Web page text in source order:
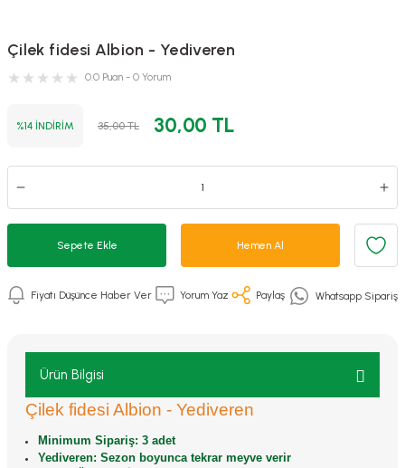
Çilek fidesi Albion - Yediveren
0.0 Puan - 0 Yorum
%14 İNDİRİM 35,00 TL 30,00 TL
Sepete Ekle Hemen Al
Fiyatı Düşünce Haber Ver Yorum Yaz Paylaş Whatsapp Sipariş
Ürün Bilgisi
Çilek fidesi Albion - Yediveren
Minimum Sipariş: 3 adet
Yediveren: Sezon boyunca tekrar meyve verir